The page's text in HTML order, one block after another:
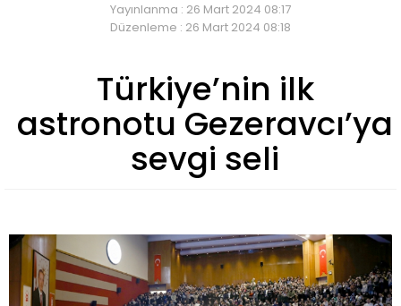
Yayınlanma : 26 Mart 2024 08:17
Düzenleme : 26 Mart 2024 08:18
Türkiye’nin ilk
astronotu Gezeravcı’ya
sevgi seli